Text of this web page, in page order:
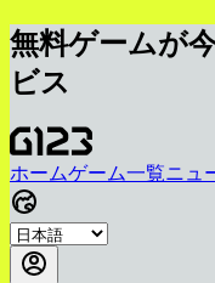
無料ゲームが
ビス
ホームゲーム一覧ニュ